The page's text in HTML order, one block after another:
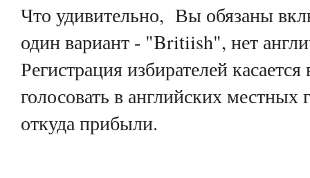
Что удивительно, Вы обязаны
один вариант - "Britiish", нет
Регистрация избирателей
голосовать в английских
откуда прибыли.